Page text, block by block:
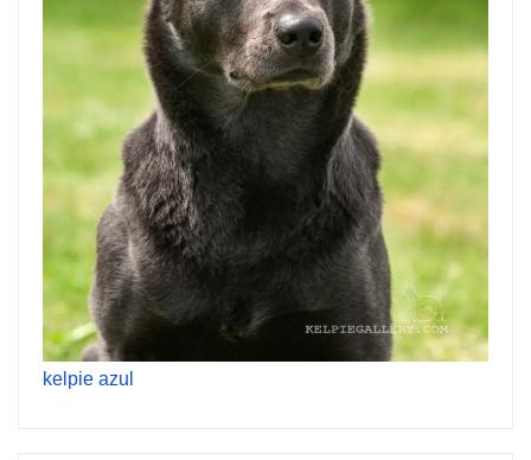
kelpie azul